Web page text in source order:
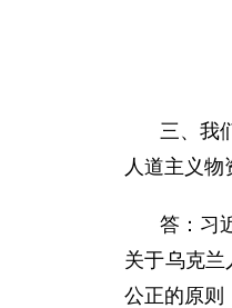
三、我
人道主义物
答：习
关于乌克兰
公正的原则